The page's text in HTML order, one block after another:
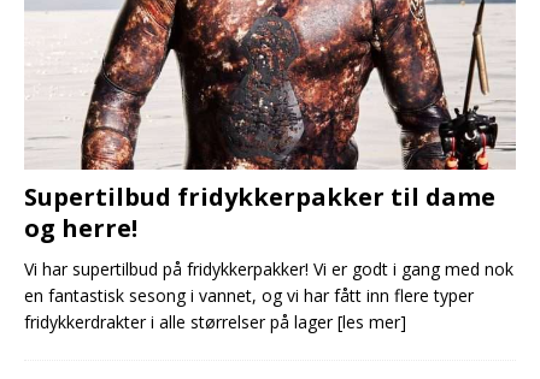
Supertilbud fridykkerpakker til dame
og herre!
Vi har supertilbud på fridykkerpakker! Vi er godt i gang med nok
en fantastisk sesong i vannet, og vi har fått inn flere typer
fridykkerdrakter i alle størrelser på lager[les mer]